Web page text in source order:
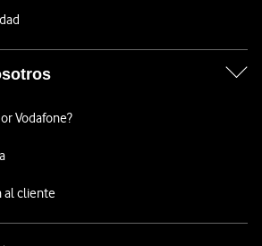
Vodafone?
al cliente